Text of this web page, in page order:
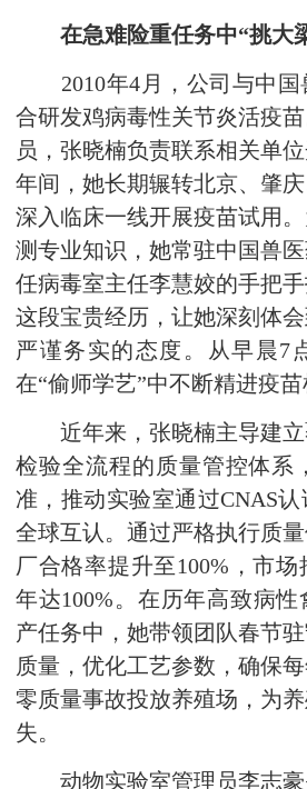
在急难险重任务中“挑大
2010年4月，公司与中国
合研发鸡病毒性关节炎活疫
员，张晓楠负责联系相关单
年间，她长期辗转北京、肇
深入临床一线开展疫苗试用
测专业知识，她常驻中国兽
任病毒室主任李慧姣的手把手
这段宝贵经历，让她深刻体
严谨务实的态度。从早晨7
在“偷师学艺”中不断精进疫苗
近年来，张晓楠主导建立
检验全流程的质量管控体系
准，推动实验室通过CNAS
全球互认。通过严格执行质
厂合格率提升至100%，市
年达100%。在历年高致病
产任务中，她带领团队春节
质量，优化工艺参数，确保
零质量事故投放养殖场，为
失。
动物实验室管理员李志豪